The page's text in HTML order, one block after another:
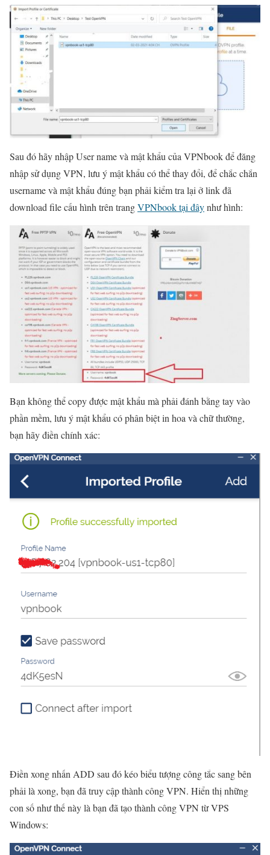
Sau đó hãy nhập User name và mật khẩu của VPNbook để đăng
nhập sử dụng VPN, lưu ý mật khẩu có thể thay đổi, để chắc chắn
username và mật khẩu đúng bạn phải kiểm tra lại ở link đã
download file cấu hình trên trangVPNbook tại đâynhư hình:
Bạn không thể copy được mật khẩu mà phải đánh bằng tay vào
phần mềm, lưu ý mật khẩu có phân biệt in hoa và chữ thường,
bạn hãy điền chính xác:
Điền xong nhấn ADD sau đó kéo biểu tượng công tắc sang bên
phải là xong, bạn đã truy cập thành công VPN. Hiển thị những
con số như thế này là bạn đã tạo thành công VPN từ VPS
Windows: